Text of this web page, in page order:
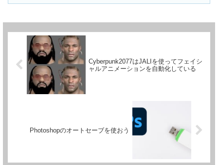
Cyberpunk2077はJALIを使ってフェイシ
ャルアニメーションを自動化している
Photoshopのオートセーブを使おう